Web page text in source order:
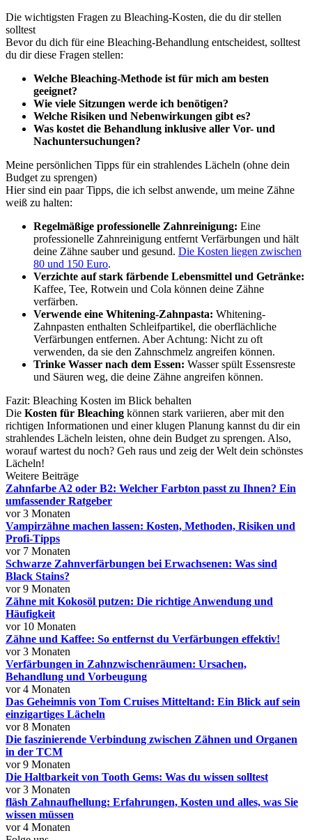
Die wichtigsten Fragen zu Bleaching-Kosten, die du dir stellen
solltest
Bevor du dich für eine Bleaching-Behandlung entscheidest, solltest
du dir diese Fragen stellen:
Welche Bleaching-Methode ist für mich am besten
geeignet?
Wie viele Sitzungen werde ich benötigen?
Welche Risiken und Nebenwirkungen gibt es?
Was kostet die Behandlung inklusive aller Vor- und
Nachuntersuchungen?
Meine persönlichen Tipps für ein strahlendes Lächeln (ohne dein
Budget zu sprengen)
Hier sind ein paar Tipps, die ich selbst anwende, um meine Zähne
weiß zu halten:
Regelmäßige professionelle Zahnreinigung: Eine
professionelle Zahnreinigung entfernt Verfärbungen und hält
deine Zähne sauber und gesund. Die Kosten liegen zwischen
80 und 150 Euro.
Verzichte auf stark färbende Lebensmittel und Getränke:
Kaffee, Tee, Rotwein und Cola können deine Zähne
verfärben.
Verwende eine Whitening-Zahnpasta: Whitening-
Zahnpasten enthalten Schleifpartikel, die oberflächliche
Verfärbungen entfernen. Aber Achtung: Nicht zu oft
verwenden, da sie den Zahnschmelz angreifen können.
Trinke Wasser nach dem Essen: Wasser spült Essensreste
und Säuren weg, die deine Zähne angreifen können.
Fazit: Bleaching Kosten im Blick behalten
Die Kosten für Bleaching können stark variieren, aber mit den
richtigen Informationen und einer klugen Planung kannst du dir ein
strahlendes Lächeln leisten, ohne dein Budget zu sprengen. Also,
worauf wartest du noch? Geh raus und zeig der Welt dein schönstes
Lächeln!
Weitere Beiträge
Zahnfarbe A2 oder B2: Welcher Farbton passt zu Ihnen? Ein
umfassender Ratgeber
vor 3 Monaten
Vampirzähne machen lassen: Kosten, Methoden, Risiken und
Profi-Tipps
vor 7 Monaten
Schwarze Zahnverfärbungen bei Erwachsenen: Was sind
Black Stains?
vor 9 Monaten
Zähne mit Kokosöl putzen: Die richtige Anwendung und
Häufigkeit
vor 10 Monaten
Zähne und Kaffee: So entfernst du Verfärbungen effektiv!
vor 3 Monaten
Verfärbungen in Zahnzwischenräumen: Ursachen,
Behandlung und Vorbeugung
vor 4 Monaten
Das Geheimnis von Tom Cruises Mitteltand: Ein Blick auf sein
einzigartiges Lächeln
vor 8 Monaten
Die faszinierende Verbindung zwischen Zähnen und Organen
in der TCM
vor 9 Monaten
Die Haltbarkeit von Tooth Gems: Was du wissen solltest
vor 3 Monaten
fläsh Zahnaufhellung: Erfahrungen, Kosten und alles, was Sie
wissen müssen
vor 4 Monaten